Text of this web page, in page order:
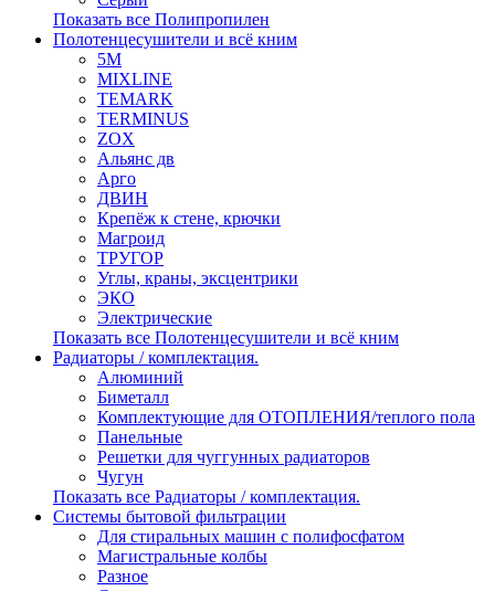
Показать все Полипропилен
Полотенцесушители и всё кним
5М
MIXLINE
TEMARK
TERMINUS
ZOX
Альянс дв
Арго
ДВИН
Крепёж к стене, крючки
Магроид
ТРУГОР
Углы, краны, эксцентрики
ЭКО
Электрические
Показать все Полотенцесушители и всё кним
Радиаторы / комплектация.
Алюминий
Биметалл
Комплектующие для ОТОПЛЕНИЯ/теплого пола
Панельные
Решетки для чуггунных радиаторов
Чугун
Показать все Радиаторы / комплектация.
Системы бытовой фильтрации
Для стиральных машин с полифосфатом
Магистральные колбы
Разное